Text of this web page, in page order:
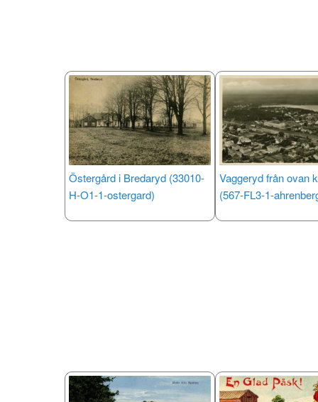
Östergård i Bredaryd (33010-
H-O1-1-ostergard)
Vaggeryd från ovan
(567-FL3-1-